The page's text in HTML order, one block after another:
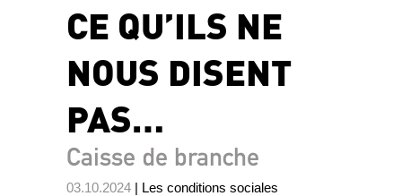
CE QU’ILS NE
NOUS DISENT
PAS…
Caisse de branche
03.10.2024 | Les conditions sociales